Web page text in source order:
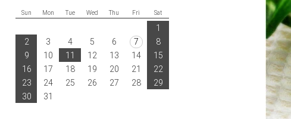
Sun Mon Tue Wed Thu Fri Sat
1
2
3 4 5 6 7
8
9
10 11 12 13 14
15
16
17 18 19 20 21
22
23
24 25 26 27 28
29
30
31